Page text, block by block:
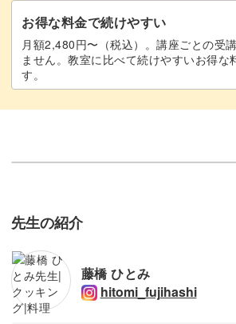
お得な料金で続けやすい
月額2,480円〜（税込）。講座ごとの受
ません。教室に比べて続けやすいお得な
す。
先生の紹介
藤橋 ひとみ
hitomi_fujihashi